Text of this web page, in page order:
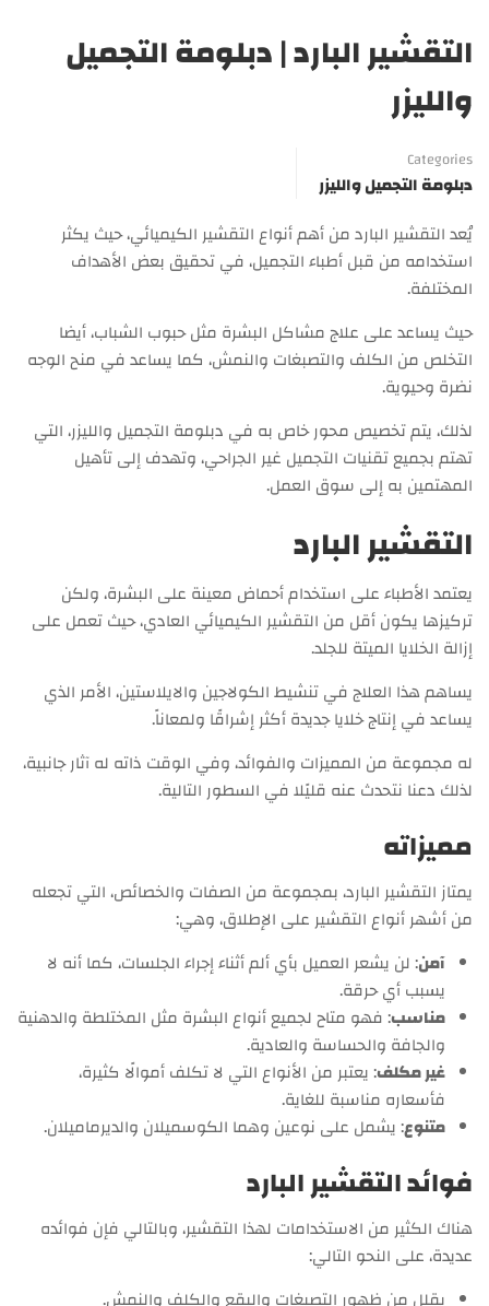
التقشير البارد | دبلومة التجميل
والليزر
Categories
دبلومة التجميل والليزر
يُعد التقشير البارد من أهم أنواع التقشير الكيميائي، حيث يكثر
استخدامه من قبل أطباء التجميل، في تحقيق بعض الأهداف
المختلفة.
حيث يساعد على علاج مشاكل البشرة مثل حبوب الشباب، أيضا
التخلص من الكلف والتصبغات والنمش، كما يساعد في منح الوجه
نضرة وحيوية.
لذلك، يتم تخصيص محور خاص به في دبلومة التجميل والليزر، التي
تهتم بجميع تقنيات التجميل غير الجراحي، وتهدف إلى تأهيل
المهتمين به إلى سوق العمل.
التقشير البارد
يعتمد الأطباء على استخدام أحماض معينة على البشرة، ولكن
تركيزها يكون أقل من التقشير الكيميائي العادي، حيث تعمل على
إزالة الخلايا الميتة للجلد.
يساهم هذا العلاج في تنشيط الكولاجين والايلاستين، الأمر الذي
يساعد في إنتاج خلايا جديدة أكثر إشراقًا ولمعاناً.
له مجموعة من المميزات والفوائد، وفي الوقت ذاته له آثار جانبية،
لذلك دعنا نتحدث عنه قليًلا في السطور التالية.
مميزاته
يمتاز التقشير البارد، بمجموعة من الصفات والخصائص، التي تجعله
من أشهر أنواع التقشير على الإطلاق، وهي:
آمن: لن يشعر العميل بأي ألم أثناء إجراء الجلسات، كما أنه لا
يسبب أي حرقة.
مناسب: فهو متاح لجميع أنواع البشرة مثل المختلطة والدهنية
والجافة والحساسة والعادية.
غير مكلف: يعتبر من الأنواع التي لا تكلف أموالًا كثيرة،
فأسعاره مناسبة للغاية.
متنوع: يشمل على نوعين وهما الكوسميلان والديرماميلان.
فوائد التقشير البارد
هناك الكثير من الاستخدامات لهذا التقشير، وبالتالي فإن فوائده
عديدة، على النحو التالي:
يقلل من ظهور التصبغات والبقع والكلف والنمش.